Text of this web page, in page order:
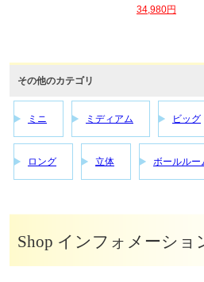
34,980円
その他のカテゴリ
ミニ ミディアム ビッグ
ロング 立体 ボールルー
Shop インフォメーショ